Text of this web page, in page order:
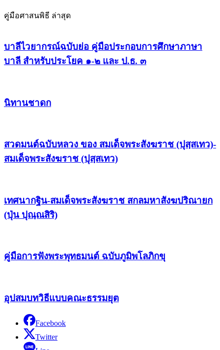
คู่มือศาสนพิธี ล่าสุด
บาลีไวยากรณ์ฉบับย่อ คู่มือประกอบการศึกษาภาษา
บาลี สำหรับประโยค ๑-๒ และ ป.ธ. ๓
นิทานชาดก
สวดมนต์ฉบับหลวง ของ สมเด็จพระสังฆราช (ปุสฺสเทว)-
สมเด็จพระสังฆราช (ปุสฺสเทว)
เทศนากฐิน-สมเด็จพระสังฆราช สกลมหาสังฆปริณายก
(ปุ่น ปุณฺณสิริ)
คู่มือการฟังพระพุทธมนต์ ฉบับภูมิพโลภิกขุ
อุปสมบทวิธีแบบคณะธรรมยุต
Facebook
Twitter